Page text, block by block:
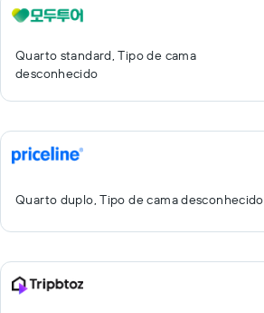
Quarto standard, Tipo de cama
desconhecido
Quarto duplo, Tipo de cama desconhecido